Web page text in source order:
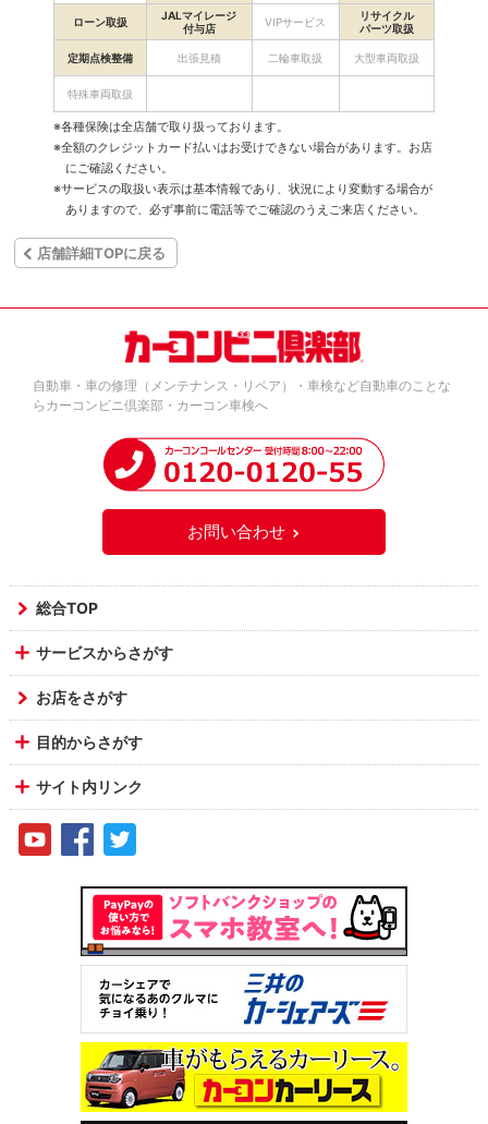
ローン取扱
JALマイレージ
付与店
VIPサービス
リサイクル
パーツ取扱
定期点検整備 出張見積 二輪車取扱 大型車両取扱
特殊車両取扱
※各種保険は全店舗で取り扱っております。
※全額のクレジットカード払いはお受けできない場合があります。お店
にご確認ください。
※サービスの取扱い表示は基本情報であり、状況により変動する場合が
ありますので、必ず事前に電話等でご確認のうえご来店ください。
店舗詳細TOPに戻る
自動車・車の修理（メンテナンス・リペア）・車検など自動車のことな
らカーコンビニ倶楽部・カーコン車検へ
お問い合わせ
総合TOP
サービスからさがす
お店をさがす
目的からさがす
サイト内リンク